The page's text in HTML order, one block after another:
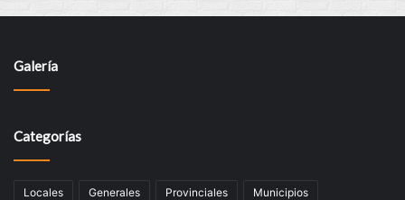
Galería
Categorías
Locales Generales Provinciales Municipios